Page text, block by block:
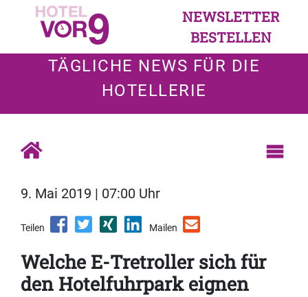
NEWSLETTER
BESTELLEN
TÄGLICHE NEWS FÜR DIE
HOTELLERIE
9. Mai 2019 | 07:00 Uhr
Teilen Mailen
Welche E-Tretroller sich für
den Hotelfuhrpark eignen